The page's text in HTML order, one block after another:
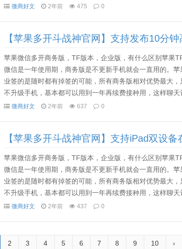
一般80多天后就要用电脑，或者其他手机设备备份资料。
微商好文 2年前 475 0
【苹果多开斗战神官网】支持发布10分
苹果微信多开商务版，TF版本，企业版，有什么区别苹果
微信是一年使用期，商务版是不更新手机就会一直用的。
业签的是随时都有掉签的可能，所有商务版相对优势最大
不升级手机，基本都可以用到一年再续费接种用，这样聊
一般80多天后就要用电脑，或者其他手机设备备份资料。
微商好文 2年前 637 0
【苹果多开斗战神官网】支持iPad双设备
苹果微信多开商务版，TF版本，企业版，有什么区别苹果
微信是一年使用期，商务版是不更新手机就会一直用的。
业签的是随时都有掉签的可能，所有商务版相对优势最大
不升级手机，基本都可以用到一年再续费接种用，这样聊
一般80多天后就要用电脑，或者其他手机设备备份资料。
微商好文 2年前 437 0
2 3 4 5 6 7 8 9 10 ›